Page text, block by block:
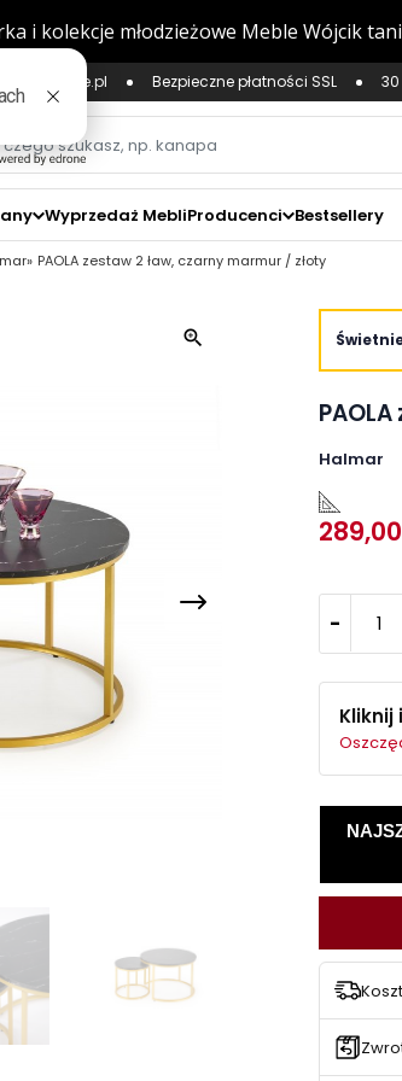
Zaufane.pl Bezpieczne płatności SSL
Wyprzedaż MebliProducenci Bestsellery
PAOLA zestaw 2 ław, czarny marmur / złoty
zoom_in
Halmar
-